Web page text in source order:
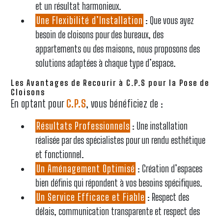
et un résultat harmonieux.
Une Flexibilité d’Installation : Que vous ayez
besoin de cloisons pour des bureaux, des
appartements ou des maisons, nous proposons des
solutions adaptées à chaque type d’espace.
Les Avantages de Recourir à C.P.S pour la Pose de
Cloisons
En optant pour C.P.S, vous bénéficiez de :
Résultats Professionnels : Une installation
réalisée par des spécialistes pour un rendu esthétique
et fonctionnel.
Un Aménagement Optimisé : Création d’espaces
bien définis qui répondent à vos besoins spécifiques.
Un Service Efficace et Fiable : Respect des
délais, communication transparente et respect des